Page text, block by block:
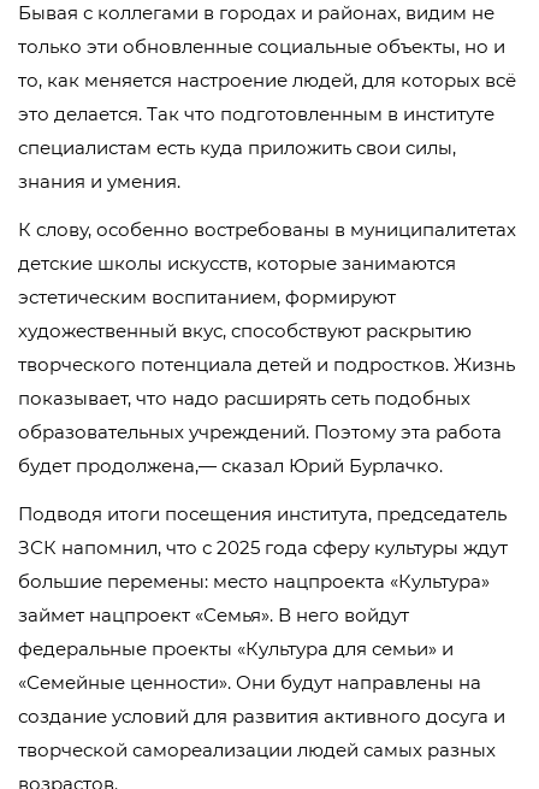
Бывая с коллегами в городах и районах, видим не
только эти обновленные социальные объекты, но и
то, как меняется настроение людей, для которых всё
это делается. Так что подготовленным в институте
специалистам есть куда приложить свои силы,
знания и умения.
К слову, особенно востребованы в муниципалитетах
детские школы искусств, которые занимаются
эстетическим воспитанием, формируют
художественный вкус, способствуют раскрытию
творческого потенциала детей и подростков. Жизнь
показывает, что надо расширять сеть подобных
образовательных учреждений. Поэтому эта работа
будет продолжена,— сказал Юрий Бурлачко.
Подводя итоги посещения института, председатель
ЗСК напомнил, что с 2025 года сферу культуры ждут
большие перемены: место нацпроекта «Культура»
займет нацпроект «Семья». В него войдут
федеральные проекты «Культура для семьи» и
«Семейные ценности». Они будут направлены на
создание условий для развития активного досуга и
творческой самореализации людей самых разных
возрастов.